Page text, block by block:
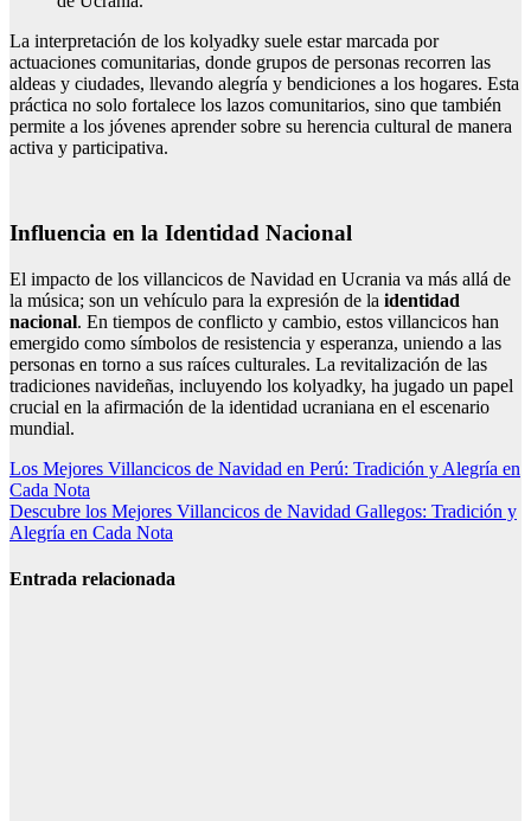
La interpretación de los kolyadky suele estar marcada por
actuaciones comunitarias, donde grupos de personas recorren las
aldeas y ciudades, llevando alegría y bendiciones a los hogares. Esta
práctica no solo fortalece los lazos comunitarios, sino que también
permite a los jóvenes aprender sobre su herencia cultural de manera
activa y participativa.
Influencia en la Identidad Nacional
El impacto de los villancicos de Navidad en Ucrania va más allá de
la música; son un vehículo para la expresión de la identidad
nacional. En tiempos de conflicto y cambio, estos villancicos han
emergido como símbolos de resistencia y esperanza, uniendo a las
personas en torno a sus raíces culturales. La revitalización de las
tradiciones navideñas, incluyendo los kolyadky, ha jugado un papel
crucial en la afirmación de la identidad ucraniana en el escenario
mundial.
Navegación
de
entradas
Los Mejores Villancicos de Navidad en Perú: Tradición y Alegría en
Cada Nota
Descubre los Mejores Villancicos de Navidad Gallegos: Tradición y
Alegría en Cada Nota
Entrada relacionada